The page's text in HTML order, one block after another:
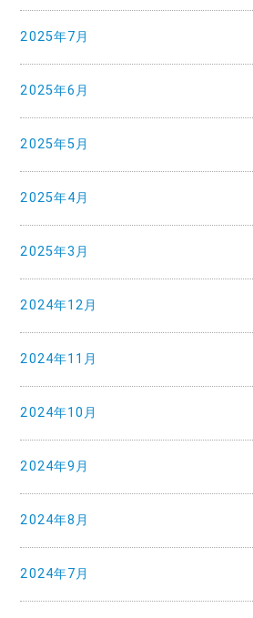
2025年7月
2025年6月
2025年5月
2025年4月
2025年3月
2024年12月
2024年11月
2024年10月
2024年9月
2024年8月
2024年7月